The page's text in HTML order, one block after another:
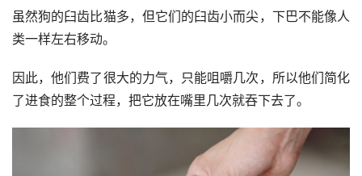
虽然狗的臼齿比猫多，但它们的臼齿小而尖，下巴不能像人
类一样左右移动。
因此，他们费了很大的力气，只能咀嚼几次，所以他们简化
了进食的整个过程，把它放在嘴里几次就吞下去了。